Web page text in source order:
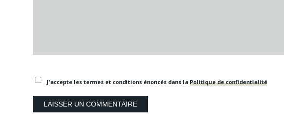
J'accepte les termes et conditions énoncés dans la Politique de confidentialité